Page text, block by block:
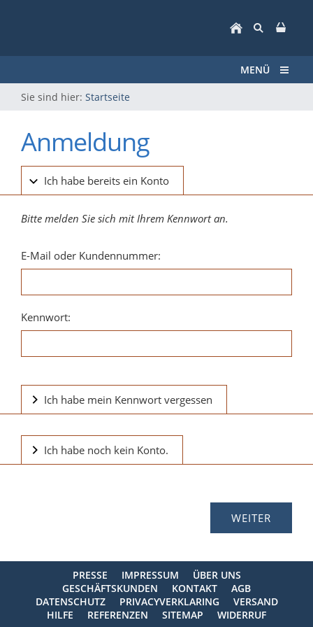
MENÜ
Sie sind hier: Startseite
Anmeldung
Ich habe bereits ein Konto
Bitte melden Sie sich mit Ihrem Kennwort an.
E-Mail oder Kundennummer:
Kennwort:
Ich habe mein Kennwort vergessen
Ich habe noch kein Konto.
PRESSE IMPRESSUM
ÜBER UNS
GESCHÄFTSKUNDEN
KONTAKT
AGB
DATENSCHUTZ
PRIVACYVERKLARING
VERSAND
HILFE
REFERENZEN SITEMAP WIDERRUF